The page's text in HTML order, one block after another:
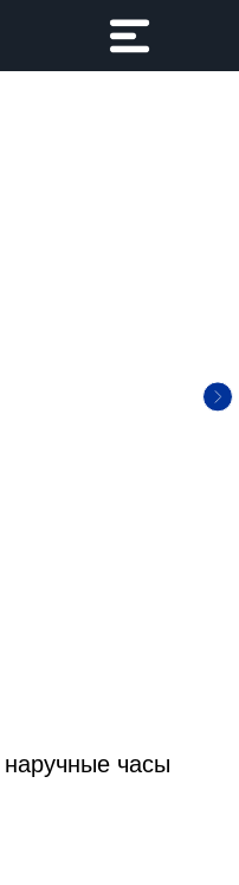
часы